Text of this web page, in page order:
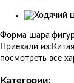
товаров
Форма шара
Приехали из: Китая
посмотреть все
Категории: